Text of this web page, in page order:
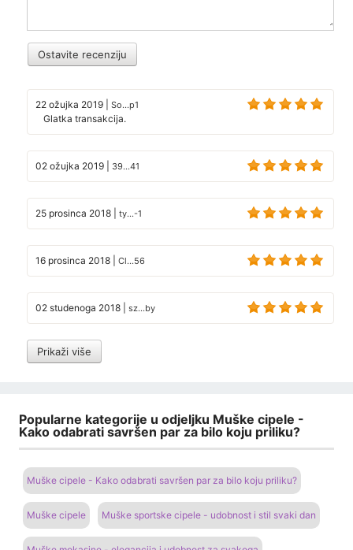
Ostavite recenziju
22 ožujka 2019 So...p1
Glatka transakcija.
02 ožujka 2019 39...41
25 prosinca 2018 ty...-1
16 prosinca 2018 Cl...56
02 studenoga 2018 sz...by
Prikaži više
Popularne kategorije u odjeljku Muške cipele -
Kako odabrati savršen par za bilo koju priliku?
Muške cipele - Kako odabrati savršen par za bilo koju priliku?
Muške cipele Muške sportske cipele - udobnost i stil svaki dan